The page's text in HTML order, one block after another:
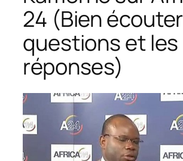
24 (Bien
questions et les
réponses)